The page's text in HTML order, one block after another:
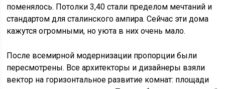
поменялось. Потолки 3,40 стали пределом мечтаний и
стандартом для сталинского ампира. Сейчас эти дома
кажутся огромными, но уюта в них очень мало.
После всемирной модернизации пропорции были
пересмотрены. Все архитекторы и дизайнеры взяли
вектор на горизонтальное развитие комнат: площади